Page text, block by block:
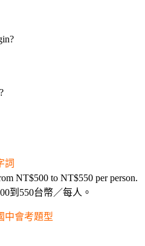
詞
NT$500 to NT$550 per person.
到550台幣／每人。
中會考題型